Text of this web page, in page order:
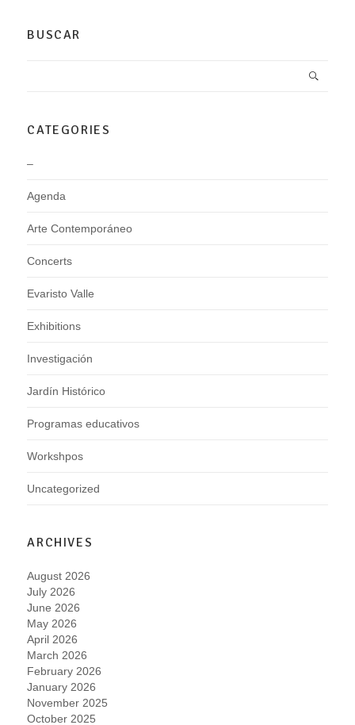
BUSCAR
CATEGORIES
–
Agenda
Arte Contemporáneo
Concerts
Evaristo Valle
Exhibitions
Investigación
Jardín Histórico
Programas educativos
Workshpos
Uncategorized
ARCHIVES
August 2026
July 2026
June 2026
May 2026
April 2026
March 2026
February 2026
January 2026
November 2025
October 2025